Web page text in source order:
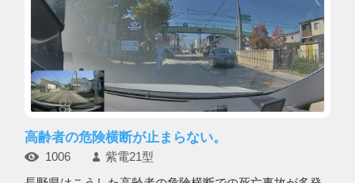
高齢者の危険横断が止まらない。
1006 紫電21型